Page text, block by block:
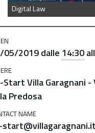
Digital Law
05/2019dalle 14:30
Start Villa Garagnani -
Predosa
NAME
start@villagaragnani.it